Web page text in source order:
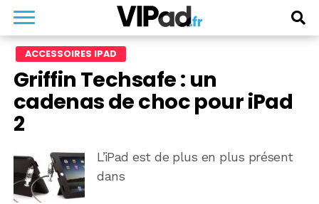
ACCESSOIRES IPAD
Griffin Techsafe : un
cadenas de choc pour iPad
2
L’iPad est de plus en plus présent
dans